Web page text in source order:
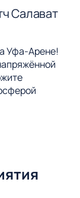
Салават
Уфа-Арене!